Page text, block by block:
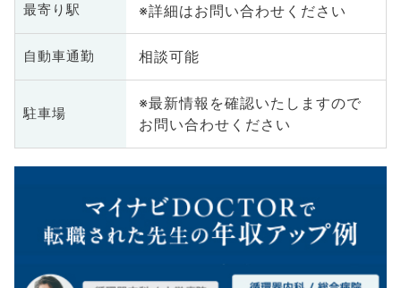
最寄り駅 ※詳細はお問い合わせください
自動車通勤 相談可能
駐車場
※最新情報を確認いたしますので
お問い合わせください